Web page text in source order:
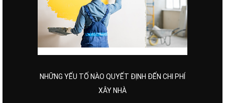
NHỮNG YẾU TỐ NÀO QUYẾT ĐỊNH ĐẾN CHI PHÍ
XÂY NHÀ